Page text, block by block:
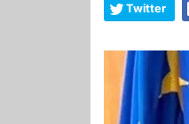
Twitter